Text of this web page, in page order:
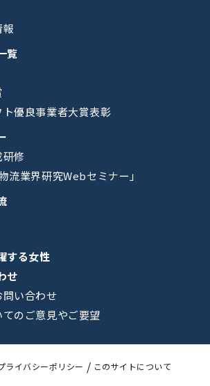
報
覧
優良事業者大賞表彰
修
流業界研究Webセミナー」
する女性
せ
い合わせ
のご意見やご要望
ライバシーポリシー このサイトについて